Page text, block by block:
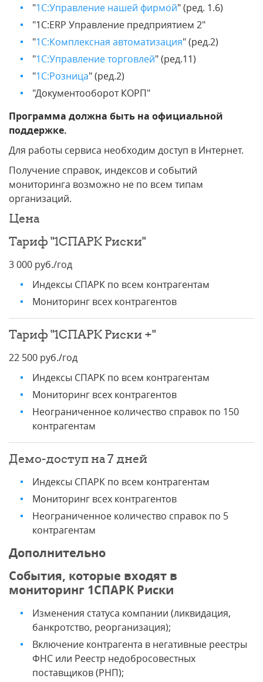
"1С:Управление нашей фирмой" (ред. 1.6)
"1С:ERP Управление предприятием 2"
"1С:Комплексная автоматизация" (ред.2)
"1С:Управление торговлей" (ред.11)
"1С:Розница" (ред.2)
"Документооборот КОРП"
Программа должна быть на официальной
поддержке.
Для работы сервиса необходим доступ в Интернет.
Получение справок, индексов и событий
мониторинга возможно не по всем типам
организаций.
Цена
Тариф "1СПАРК Риски"
3 000 руб./год
Индексы СПАРК по всем контрагентам
Мониторинг всех контрагентов
Тариф "1СПАРК Риски +"
22 500 руб./год
Индексы СПАРК по всем контрагентам
Мониторинг всех контрагентов
Неограниченное количество справок по 150
контрагентам
Демо-доступ на 7 дней
Индексы СПАРК по всем контрагентам
Мониторинг всех контрагентов
Неограниченное количество справок по 5
контрагентам
Дополнительно
События, которые входят в
мониторинг 1СПАРК Риски
Изменения статуса компании (ликвидация,
банкротство, реорганизация);
Включение контрагента в негативные реестры
ФНС или Реестр недобросовестных
поставщиков (РНП);